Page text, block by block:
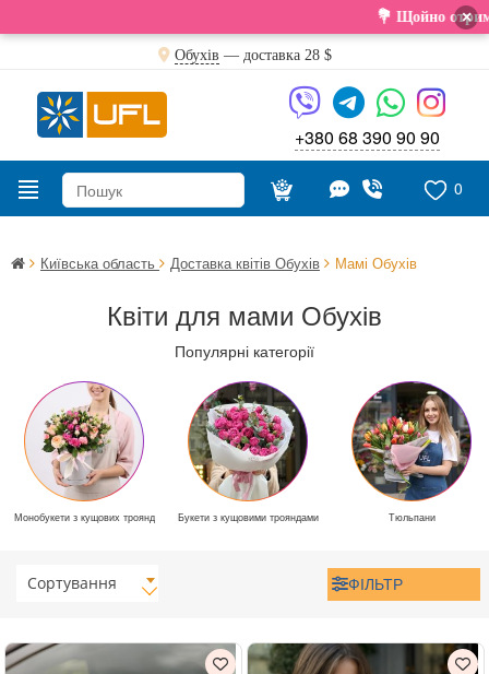
💐 Щойно отримали свіжу ×
Обухів — доставка 28 $
+380 68 390 90 90
0
Київська область Доставка квітів Обухів Мамі Обухів
Квіти для мами Обухів
Популярні категорії
Монобукети з кущових троянд Букети з кущовими трояндами Тюльпани
Сортування ФІЛЬТР